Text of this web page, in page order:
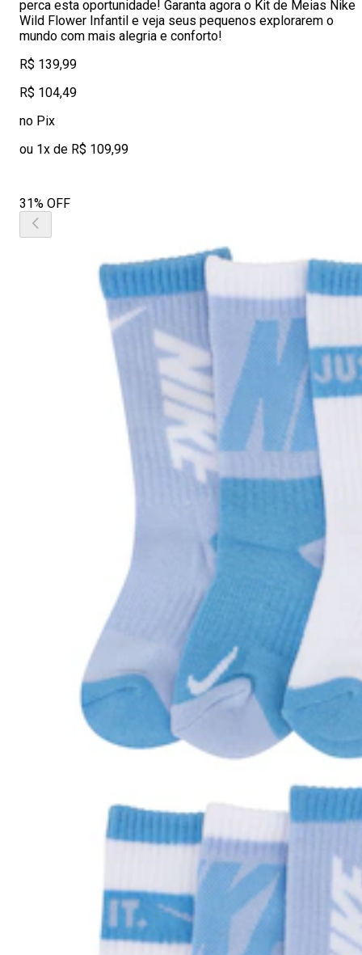
perca esta oportunidade! Garanta agora o Kit de Meias Nike
Wild Flower Infantil e veja seus pequenos explorarem o
mundo com mais alegria e conforto!
R$ 139,99
R$ 104,49
no Pix
ou 1x de R$ 109,99
31% OFF